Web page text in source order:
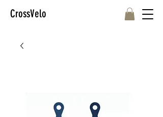
CrossVelo